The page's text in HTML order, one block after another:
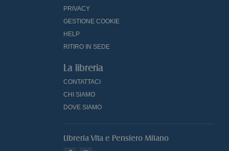
PRIVACY
GESTIONE COOKIE
HELP
RITIRO IN SEDE
La libreria
CONTATTACI
CHI SIAMO
DOVE SIAMO
Libreria Vita e Pensiero Milano